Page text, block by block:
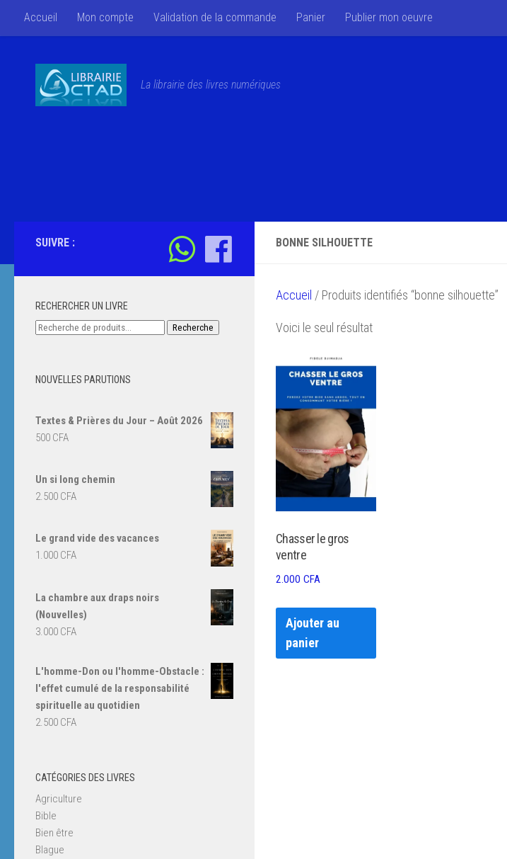
Skip to content
Accueil Mon compte Validation de la commande Panier Publier mon oeuvre
La librairie des livres numériques
BONNE SILHOUETTE
Accueil / Produits identifiés “bonne silhouette”
Voici le seul résultat
Chasser le gros
ventre
2.000 CFA
Ajouter au
panier
SUIVRE :
RECHERCHER UN LIVRE
Recherche
Recherche
NOUVELLES PARUTIONS
Textes & Prières du Jour – Août 2026
500 CFA
Un si long chemin
2.500 CFA
Le grand vide des vacances
1.000 CFA
La chambre aux draps noirs
(Nouvelles)
3.000 CFA
L'homme-Don ou l'homme-Obstacle :
l'effet cumulé de la responsabilité
spirituelle au quotidien
2.500 CFA
CATÉGORIES DES LIVRES
Agriculture
Bible
Bien être
Blague